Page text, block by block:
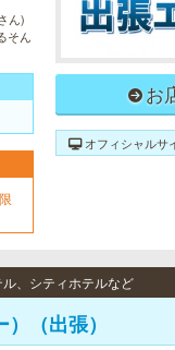
ん)
そん
お
オフィシャルサ
、シティホテルなど
（出張）